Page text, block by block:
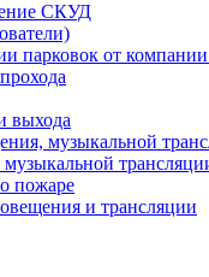
СКУД
парковок от
выхода
музыкальной
пожаре
и трансляции